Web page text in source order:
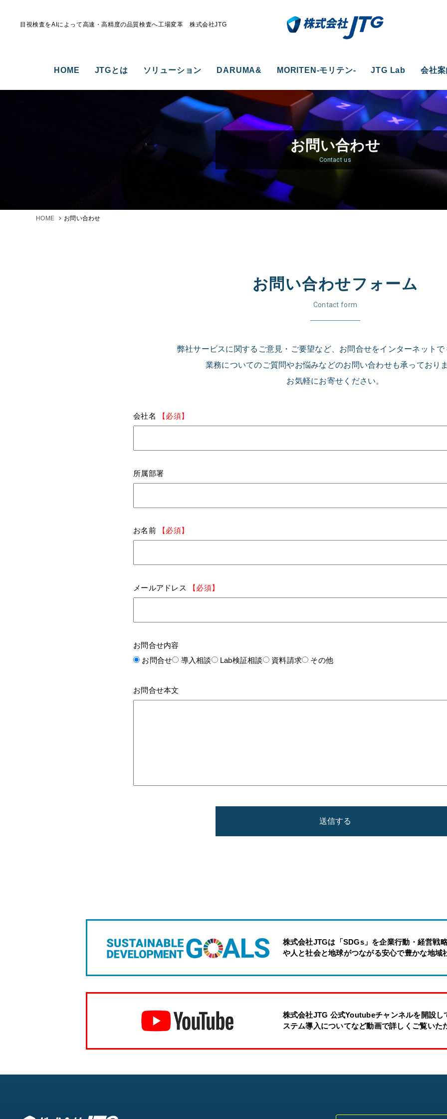
目視検査をAIによって高速・高精度の品質検査へ工場変革 株式会社JTG
HOME JTGとは ソリューション DARUMA& MORITEN-モリテン- JTG Lab 会社案
お問い合わせ
Contact us
HOME お問い合わせ
お問い合わせフォーム
Contact form
弊社サービスに関するご意見・ご要望など、お問合せをインターネットで
業務についてのご質問やお悩みなどのお問い合わせも承っておりま
お気軽にお寄せください。
会社名 【必須】
所属部署
お名前 【必須】
メールアドレス 【必須】
お問合せ内容
お問合せ
導入相談 Lab検証相談 資料請求 その他
お問合せ本文
株式会社JTGは「SDGs」を企業行動・経営戦
や人と社会と地球がつながる安心で豊かな地域
株式会社JTG 公式Youtubeチャンネルを開設し
ステム導入についてなど動画で詳しくご覧いた